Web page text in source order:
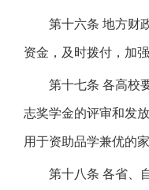
第十六条 地方财
资金，及时拨付，加强
第十七条 各高校
志奖学金的评审和发
用于资助品学兼优的
第十八条 各省、